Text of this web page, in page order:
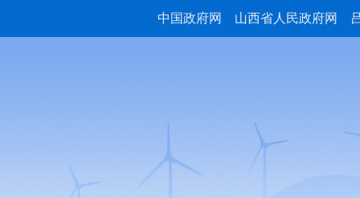
中国政府网 山西省人民政府网